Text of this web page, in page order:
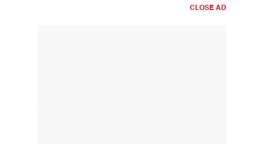
CLOSE AD